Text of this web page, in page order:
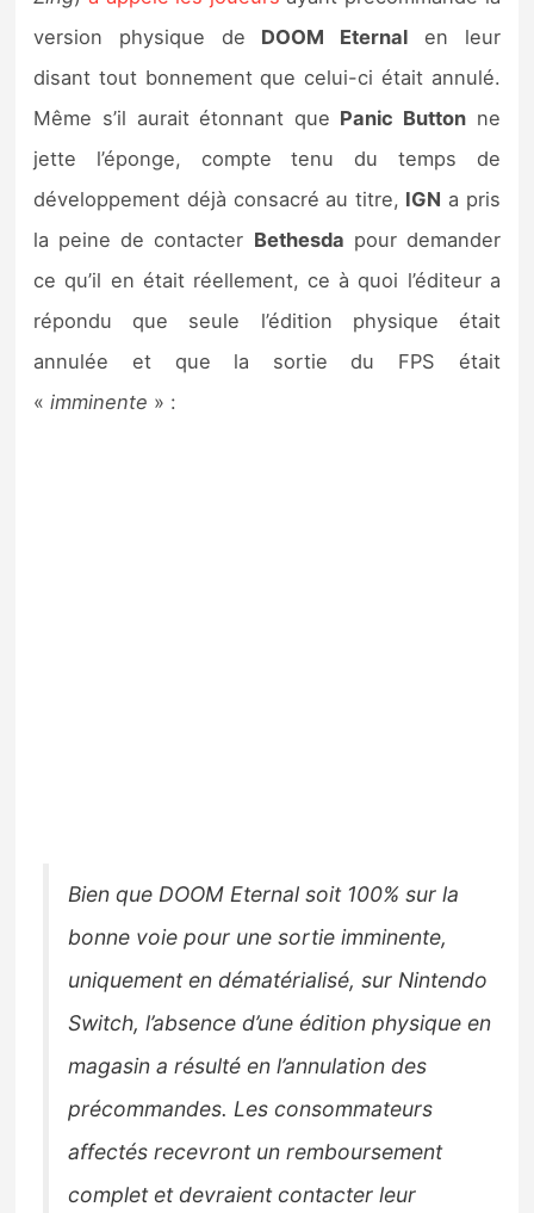
version physique de DOOM Eternal en leur
disant tout bonnement que celui-ci était annulé.
Même s’il aurait étonnant que Panic Button ne
jette l’éponge, compte tenu du temps de
développement déjà consacré au titre, IGN a pris
la peine de contacter Bethesda pour demander
ce qu’il en était réellement, ce à quoi l’éditeur a
répondu que seule l’édition physique était
annulée et que la sortie du FPS était
«imminente » :
Bien que DOOM Eternal soit 100% sur la
bonne voie pour une sortie imminente,
uniquement en dématérialisé, sur Nintendo
Switch, l’absence d’une édition physique en
magasin a résulté en l’annulation des
précommandes. Les consommateurs
affectés recevront un remboursement
complet et devraient contacter leur